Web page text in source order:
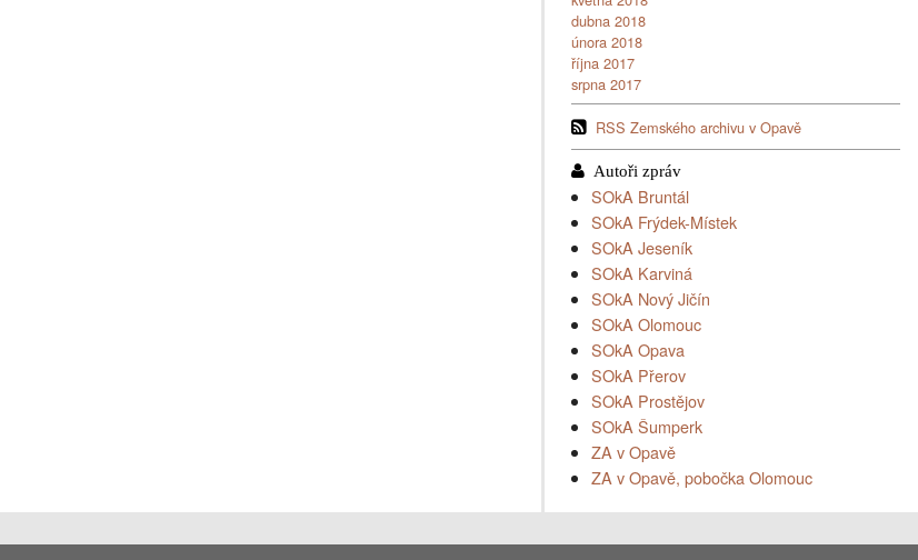
dubna 2018
února 2018
října 2017
srpna 2017
RSS Zemského archivu v Opavě
SOkA Bruntál
SOkA Frýdek-Místek
SOkA Jeseník
SOkA Karviná
SOkA Nový Jičín
SOkA Olomouc
SOkA Opava
SOkA Přerov
SOkA Prostějov
SOkA Šumperk
ZA v Opavě
ZA v Opavě, pobočka Olomouc